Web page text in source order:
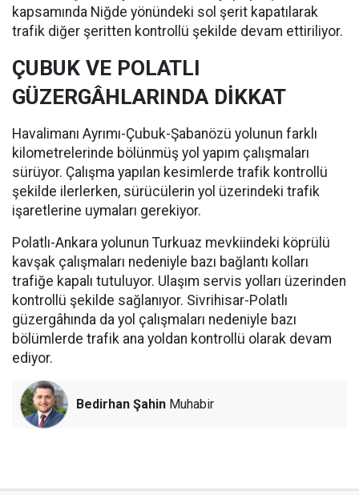
kapsamında Niğde yönündeki sol şerit kapatılarak
trafik diğer şeritten kontrollü şekilde devam ettiriliyor.
ÇUBUK VE POLATLI
GÜZERGÂHLARINDA DİKKAT
Havalimanı Ayrımı-Çubuk-Şabanözü yolunun farklı
kilometrelerinde bölünmüş yol yapım çalışmaları
sürüyor. Çalışma yapılan kesimlerde trafik kontrollü
şekilde ilerlerken, sürücülerin yol üzerindeki trafik
işaretlerine uymaları gerekiyor.
Polatlı-Ankara yolunun Turkuaz mevkiindeki köprülü
kavşak çalışmaları nedeniyle bazı bağlantı kolları
trafiğe kapalı tutuluyor. Ulaşım servis yolları üzerinden
kontrollü şekilde sağlanıyor. Sivrihisar-Polatlı
güzergâhında da yol çalışmaları nedeniyle bazı
bölümlerde trafik ana yoldan kontrollü olarak devam
ediyor.
Bedirhan Şahin Muhabir